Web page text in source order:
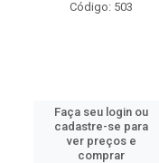
Código: 503
Faça seu login ou
cadastre-se para
ver preços e
comprar